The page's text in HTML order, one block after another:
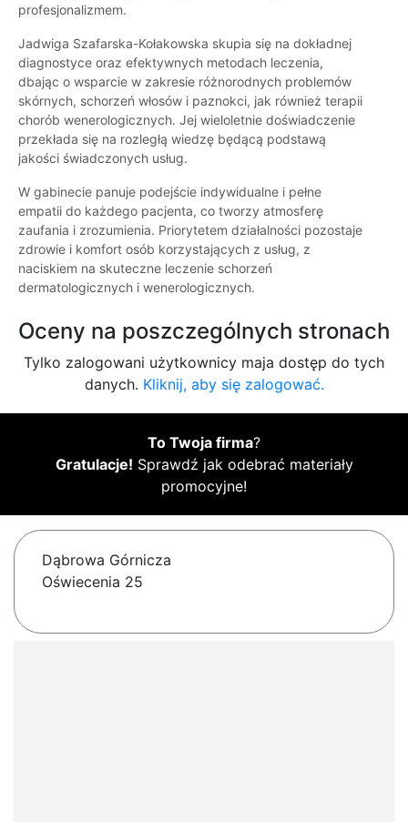
profesjonalizmem.
Jadwiga Szafarska-Kołakowska skupia się na dokładnej
diagnostyce oraz efektywnych metodach leczenia,
dbając o wsparcie w zakresie różnorodnych problemów
skórnych, schorzeń włosów i paznokci, jak również terapii
chorób wenerologicznych. Jej wieloletnie doświadczenie
przekłada się na rozległą wiedzę będącą podstawą
jakości świadczonych usług.
W gabinecie panuje podejście indywidualne i pełne
empatii do każdego pacjenta, co tworzy atmosferę
zaufania i zrozumienia. Priorytetem działalności pozostaje
zdrowie i komfort osób korzystających z usług, z
naciskiem na skuteczne leczenie schorzeń
dermatologicznych i wenerologicznych.
Oceny na poszczególnych stronach
Tylko zalogowani użytkownicy maja dostęp do tych
danych. Kliknij, aby się zalogować.
To Twoja firma?
Gratulacje! Sprawdź jak odebrać materiały
promocyjne!
Dąbrowa Górnicza
Oświecenia 25